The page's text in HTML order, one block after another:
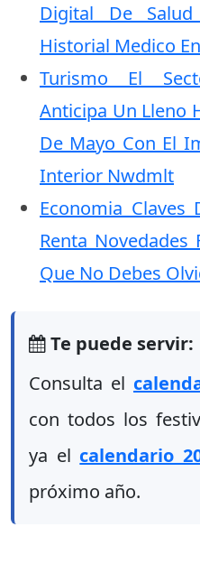
Digital De
Historial Medico
Turismo El
Anticipa Un Lleno
De Mayo Con El
Interior Nwdmlt
Economia Claves
Renta Novedades
Que No Debes
Te puede servir:
Consulta el
con todos los
ya el calendario
próximo año.